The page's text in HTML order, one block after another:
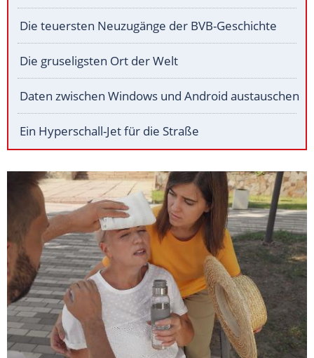
Die teuersten Neuzugänge der BVB-Geschichte
Die gruseligsten Ort der Welt
Daten zwischen Windows und Android austauschen
Ein Hyperschall-Jet für die Straße